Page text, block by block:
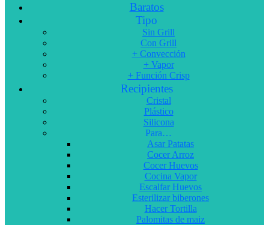
Baratos
Tipo
Sin Grill
Con Grill
+ Convección
+ Vapor
+ Función Crisp
Recipientes
Cristal
Plástico
Silicona
Para…
Asar Patatas
Cocer Arroz
Cocer Huevos
Cocina Vapor
Escalfar Huevos
Esterilizar biberones
Hacer Tortilla
Palomitas de maiz